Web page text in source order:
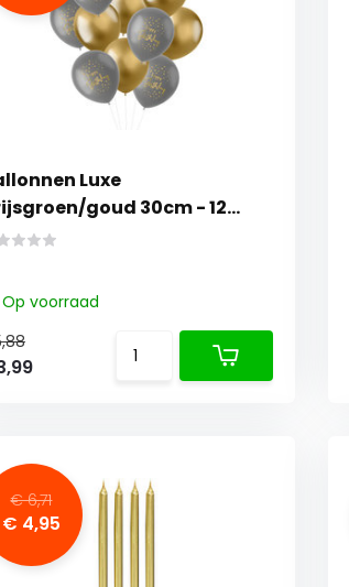
Luxe
goud 30cm - 12
Op voorraad
€ 6,71
€ 4,95